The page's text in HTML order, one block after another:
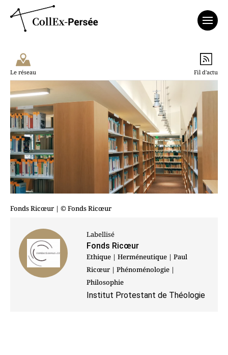
Le réseau Fil d'actu
Fonds Ricœur | © Fonds Ricœur
Labellisé
Fonds Ricœur
Ethique | Herméneutique | Paul
Ricœur | Phénoménologie |
Philosophie
Institut Protestant de Théologie